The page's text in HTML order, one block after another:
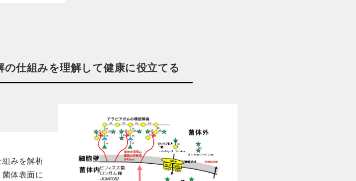
仕組みを理解して健康に役立てる
組みを解析
体表面に